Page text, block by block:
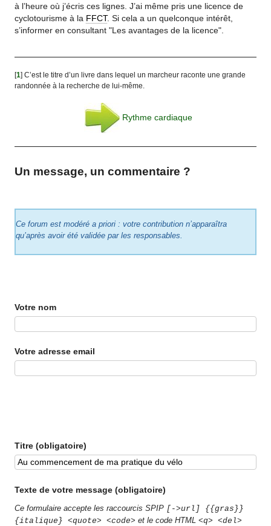
à l’heure où j’écris ces lignes. J’ai même pris une licence de
cyclotourisme à la FFCT. Si cela a un quelconque intérêt,
s’informer en consultant "Les avantages de la licence".
[1]C’est le titre d’un livre dans lequel un marcheur raconte une grande
randonnée à la recherche de lui-même.
Rythme cardiaque
Un message, un commentaire ?
Ce forum est modéré a priori : votre contribution n’apparaîtra
qu’après avoir été validée par les responsables.
Votre nom
Votre adresse email
Titre (obligatoire)
Texte de votre message (obligatoire)
Ce formulaire accepte les raccourcis SPIP [->url] {{gras}}
{italique} <quote> <code> et le code HTML<q> <del>